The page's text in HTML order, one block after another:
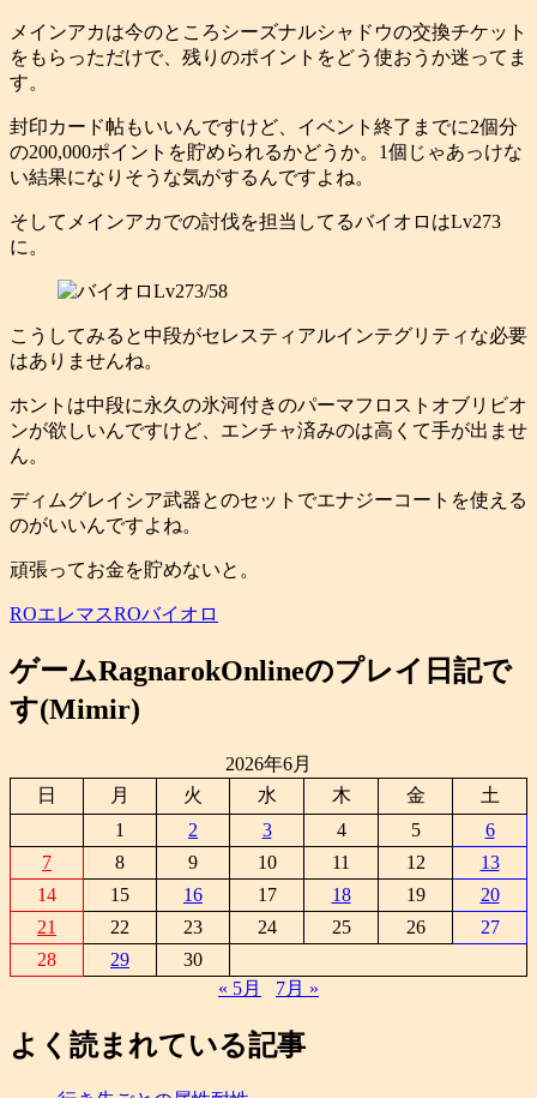
メインアカは今のところシーズナルシャドウの交換チケット
をもらっただけで、残りのポイントをどう使おうか迷ってま
す。
封印カード帖もいいんですけど、イベント終了までに2個分
の200,000ポイントを貯められるかどうか。1個じゃあっけな
い結果になりそうな気がするんですよね。
そしてメインアカでの討伐を担当してるバイオロはLv273
に。
こうしてみると中段がセレスティアルインテグリティな必要
はありませんね。
ホントは中段に永久の氷河付きのパーマフロストオブリビオ
ンが欲しいんですけど、エンチャ済みのは高くて手が出ませ
ん。
ディムグレイシア武器とのセットでエナジーコートを使える
のがいいんですよね。
頑張ってお金を貯めないと。
ROエレマスROバイオロ
ゲームRagnarokOnlineのプレイ日記で
す(Mimir)
2026年6月
日
月 火 水 木 金
土
1
2 3 4 5
6
7
8 9 10 11 12
13
14
15 16 17 18 19
20
21
22 23 24 25 26
27
28
29
30
« 5月
7月 »
よく読まれている記事